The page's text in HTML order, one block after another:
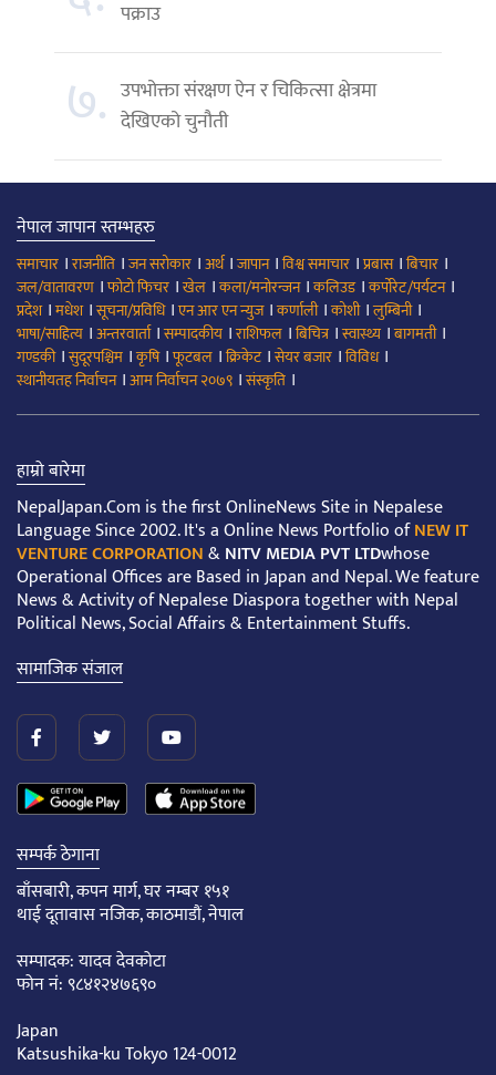
पक्राउ
७. उपभोक्ता संरक्षण ऐन र चिकित्सा क्षेत्रमा
देखिएको चुनौती
नेपाल जापान स्तम्भहरु
समाचार ।राजनीति ।जन सरोकार ।अर्थ।जापान।विश्व समाचार ।प्रबास।बिचार ।
जल/वातावरण ।फोटो फिचर ।खेल ।कला/मनोरन्जन।कलिउड।कर्पोरेट/पर्यटन।
प्रदेश।मधेश।सूचना/प्रविधि।एन आर एन न्युज।कर्णाली।कोशी।लुम्बिनी।
भाषा/साहित्य ।अन्तरवार्ता।सम्पादकीय ।राशिफल ।बिचित्र।स्वास्थ्य ।बागमती।
गण्डकी।सुदूरपश्चिम ।कृषि।फूटबल ।क्रिकेट।सेयर बजार ।विविध।
स्थानीयतह निर्वाचन।आम निर्वाचन २०७९ ।संस्कृति ।
हाम्रो बारेमा
NepalJapan.Com is the first OnlineNews Site in Nepalese
Language Since 2002. It's a Online News Portfolio ofNEW IT
VENTURE CORPORATION&NITV MEDIA PVT LTDwhose
Operational Offices are Based in Japan and Nepal. We feature
News & Activity of Nepalese Diaspora together with Nepal
Political News, Social Affairs & Entertainment Stuffs.
सामाजिक संजाल
सम्पर्क ठेगाना
बाँसबारी, कपन मार्ग, घर नम्बर १५१
थाई दूतावास नजिक, काठमाडौं, नेपाल
सम्पादक: यादव देवकोटा
फोन नं: ९८४१२४७६९०
Japan
Katsushika-ku Tokyo 124-0012